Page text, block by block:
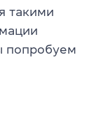
такими
попробуем